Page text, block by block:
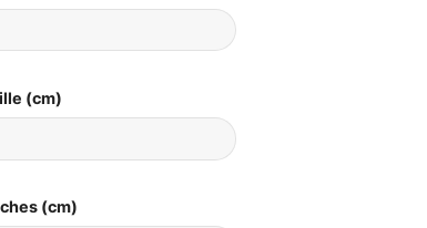
(cm)
(cm)